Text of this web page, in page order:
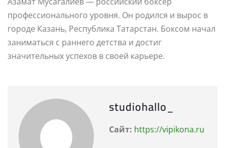
профессионального уровня. Он родился и вырос в
городе Казань, Республика Татарстан. Боксом начал
заниматься с раннего детства и достиг
значительных успехов в своей карьере.
studiohallo_
Сайт: https://vipikona.ru